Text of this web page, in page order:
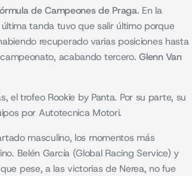
de Campeones de Praga. En la
tanda tuvo que salir último porque
recuperado varias posiciones hasta
acabando tercero. Glenn Van
el trofeo Rookie by Panta. Por su parte, su
por Autotecnica Motori.
masculino, los momentos más
Belén García (Global Racing Service) y
pese, a las victorias de Nerea, no fue